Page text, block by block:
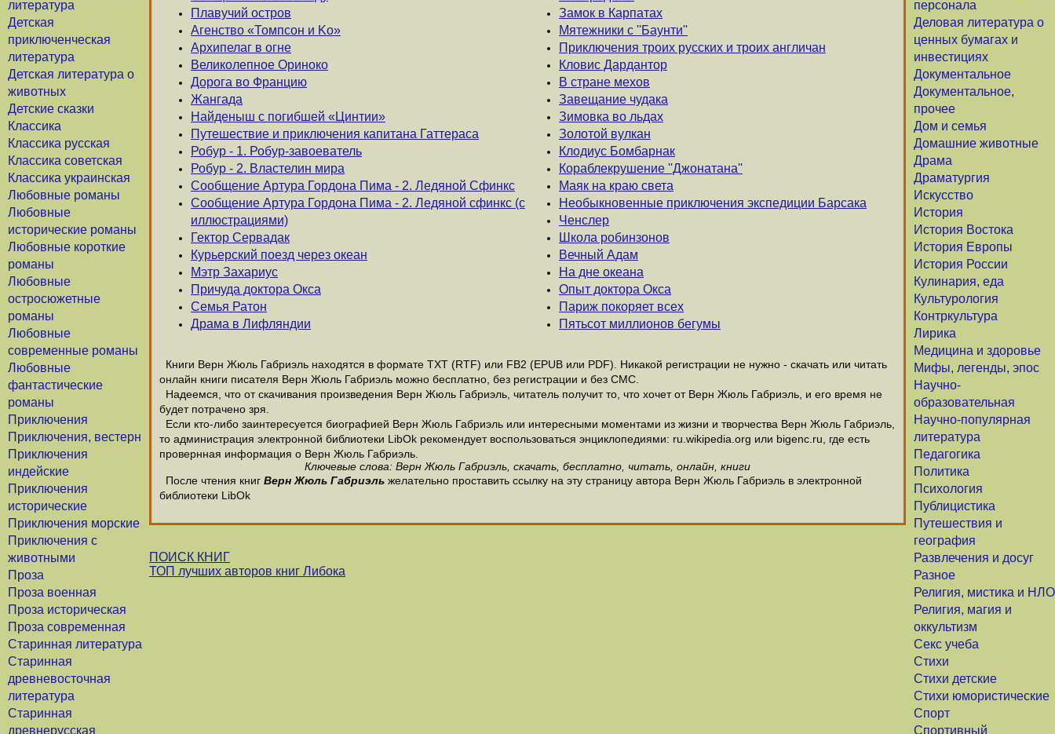
литература
Детская
приключенческая
литература
Детская литература о
животных
Детские сказки
Классика
Классика русская
Классика советская
Классика украинская
Любовные романы
Любовные
исторические романы
Любовные короткие
романы
Любовные
остросюжетные
романы
Любовные
современные романы
Любовные
фантастические
романы
Приключения
Приключения, вестерн
Приключения
индейские
Приключения
исторические
Приключения морские
Приключения с
животными
Проза
Проза военная
Проза историческая
Проза современная
Старинная литература
Старинная
древневосточная
литература
Старинная
древнерусская
персонала
Деловая литература о
ценных бумагах и
инвестициях
Документальное
Документальное,
прочее
Дом и семья
Домашние животные
Драма
Драматургия
Искусство
История
История Востока
История Европы
История России
Кулинария, еда
Культурология
Контркультура
Лирика
Медицина и здоровье
Мифы, легенды, эпос
Научно-
образовательная
Научно-популярная
литература
Педагогика
Политика
Психология
Публицистика
Путешествия и
география
Развлечения и досуг
Разное
Религия, мистика и НЛО
Религия, магия и
оккультизм
Секс учеба
Стихи
Стихи детские
Стихи юмористические
Спорт
Спортивный
Плавучий остров
Агенство «Томпсон и Kо»
Архипелаг в огне
Великолепное Ориноко
Дорога во Францию
Жангада
Найденыш с погибшей «Цинтии»
Путешествие и приключения капитана Гаттераса
Робур - 1. Робур-завоеватель
Робур - 2. Властелин мира
Сообщение Артура Гордона Пима - 2. Ледяной Сфинкс
Сообщение Артура Гордона Пима - 2. Ледяной сфинкс (с
иллюстрациями)
Гектор Сервадак
Курьерский поезд через океан
Мэтр Захариус
Причуда доктора Окса
Семья Ратон
Драма в Лифляндии
Замок в Карпатах
Мятежники с ''Баунти''
Приключения троих русских и троих англичан
Кловис Дардантор
В стране мехов
Завещание чудака
Зимовка во льдах
Золотой вулкан
Клодиус Бомбарнак
Кораблекрушение ''Джонатана''
Маяк на краю света
Необыкновенные приключения экспедиции Барсака
Ченслер
Школа робинзонов
Вечный Адам
На дне океана
Опыт доктора Окса
Париж покоряет всех
Пятьсот миллионов бегумы
Книги Верн Жюль Габриэль находятся в формате ТХТ (RTF) или FB2 (EPUB или PDF). Никакой регистрации не нужно - скачать или читать
онлайн книги писателя Верн Жюль Габриэль можно бесплатно, без регистрации и без СМС.
Надеемся, что от скачивания произведения Верн Жюль Габриэль, читатель получит то, что хочет от Верн Жюль Габриэль, и его время не
будет потрачено зря.
Если кто-либо заинтересуется биографией Верн Жюль Габриэль или интересными моментами из жизни и творчества Верн Жюль Габриэль,
то администрация электронной библиотеки LibOk рекомендует воспользоваться энциклопедиями: ru.wikipedia.org или bigenc.ru, где есть
провернная информация о Верн Жюль Габриэль.
Ключевые слова: Верн Жюль Габриэль, скачать, бесплатно, читать, онлайн, книги
После чтения книг Верн Жюль Габриэль желательно проставить ссылку на эту страницу автора Верн Жюль Габриэль в электронной
библиотеки LibOk
ПОИСК КНИГ
ТОП лучших авторов книг Либока